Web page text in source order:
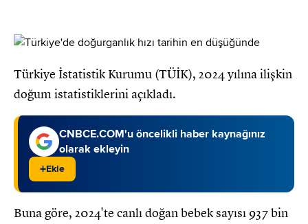
Türkiye İstatistik Kurumu (TÜİK), 2024 yılına ilişkin
doğum istatistiklerini açıkladı.
CNBCE.COM'u öncelikli haber kaynağınız
olarak ekleyin
+Ekle
Buna göre, 2024'te canlı doğan bebek sayısı 937 bin